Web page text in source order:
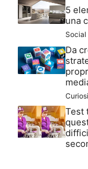
5
una
Social
Da
Test